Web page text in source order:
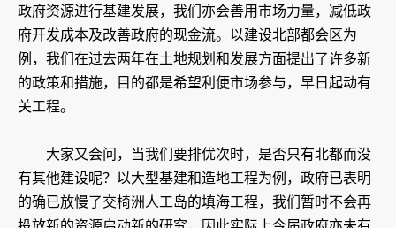
政府资源进行基建发展，我们亦会善用市场力量，减低政
府开发成本及改善政府的现金流。以建设北部都会区为
例，我们在过去两年在土地规划和发展方面提出了许多新
的政策和措施，目的都是希望利便市场参与，早日起动有
关工程。
​大家又会问，当我们要排优次时，是否只有北都而没
有其他建设呢？以大型基建和造地工程为例，政府已表明
的确已放慢了交椅洲人工岛的填海工程，我们暂时不会再